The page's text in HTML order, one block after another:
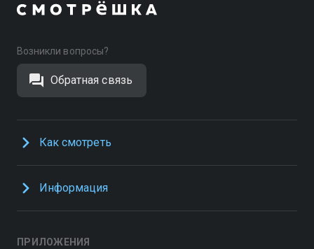
Возникли вопросы?
Обратная связь
Как смотреть
Информация
ПРИЛОЖЕНИЯ